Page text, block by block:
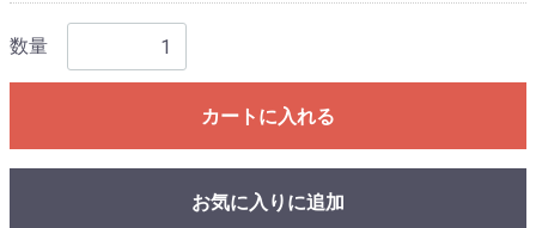
数量
カートに入れる
お気に入りに追加